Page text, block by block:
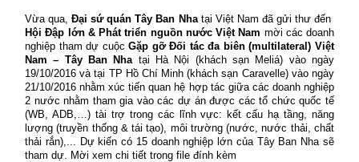
Vừa qua,Đại sứ quán Tây Ban Nhatại Việt Nam đã gửi thư đến
Hội Đập lớn & Phát triển nguồn nước Việt Nam mời các doanh
nghiệp tham dự cuộcGặp gỡ Đối tác đa biên (multilateral) Việt
Nam – Tây Ban Nha tại Hà Nội (khách sạn Meliá) vào ngày
19/10/2016 và tại TP Hồ Chí Minh (khách sạn Caravelle) vào ngày
21/10/2016 nhằm xúc tiến quan hệ hợp tác giữa các doanh nghiệp
2 nước nhằm tham gia vào các dự án được các tổ chức quốc tế
(WB, ADB,…) tài trợ trong các lĩnh vực: kết cấu hạ tầng, năng
lượng (truyền thống & tái tạo), môi trường (nước, nước thải, chất
thải rắn),... Dự kiến có 15 doanh nghiệp lớn của Tây Ban Nha sẽ
tham dự. Mời xem chi tiết trong file đính kèm